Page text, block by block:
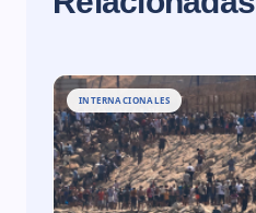
INTERNACIONALES